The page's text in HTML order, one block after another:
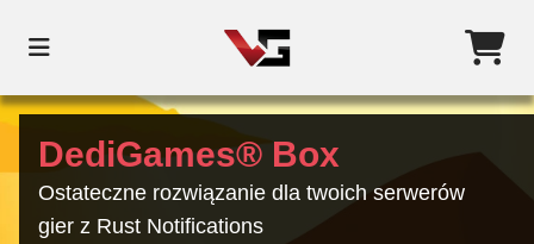
DediGames® Box
Ostateczne rozwiązanie dla twoich serwerów
gier z Rust Notifications